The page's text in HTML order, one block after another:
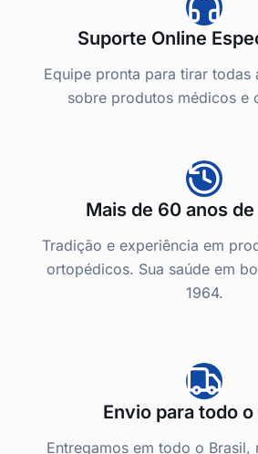
Suporte Online
Equipe pronta para tirar todas
sobre produtos médicos e
Mais de 60 anos
Tradição e experiência em
ortopédicos. Sua saúde em
1964.
Envio para todo o
Entregamos em todo o Brasil,